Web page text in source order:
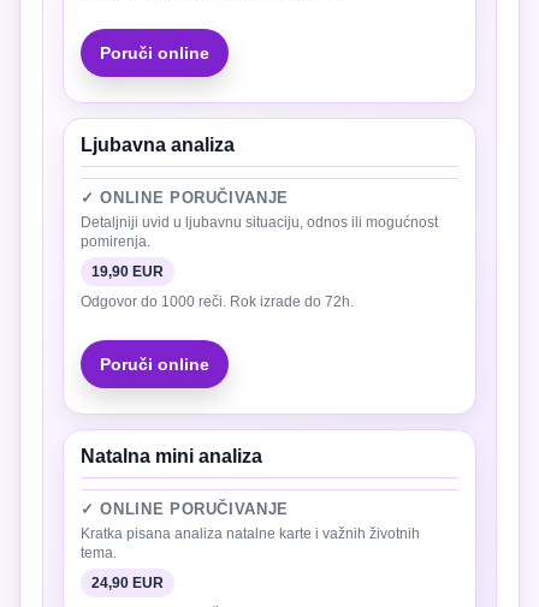
Poruči online
Ljubavna analiza
✓ ONLINE PORUČIVANJE
Detaljniji uvid u ljubavnu situaciju, odnos ili mogućnost
pomirenja.
19,90 EUR
Odgovor do 1000 reči. Rok izrade do 72h.
Poruči online
Natalna mini analiza
✓ ONLINE PORUČIVANJE
Kratka pisana analiza natalne karte i važnih životnih
tema.
24,90 EUR